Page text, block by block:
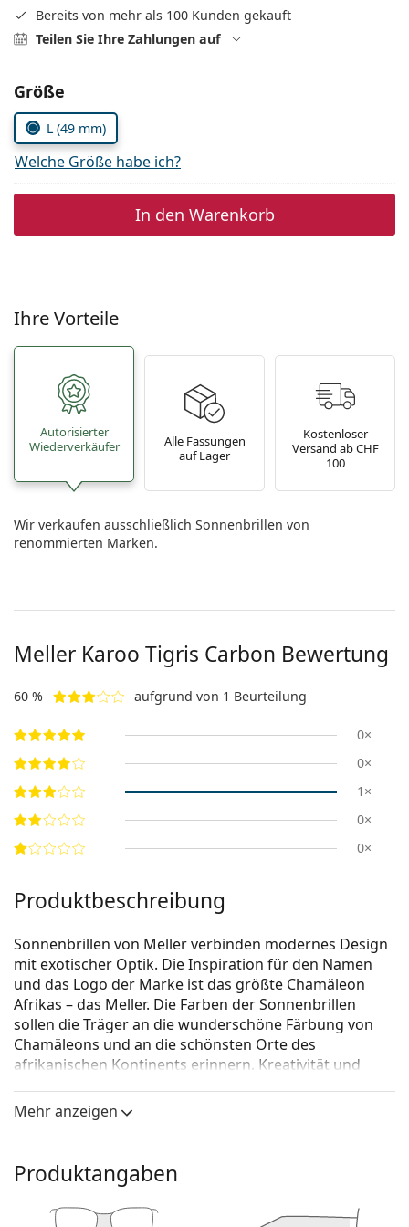
Alle Marken
Persol
Bereits von mehr als 100 Kunden gekauft
Teilen Sie Ihre Zahlungen auf
Parameter wählen
Größe
L (49 mm)
Welche Größe habe ich?
In den Warenkorb
Ihre Vorteile
Autorisierter
Wiederverkäufer
Alle Fassungen
auf Lager
Kostenloser
Versand ab CHF
100
Wir verkaufen ausschließlich Sonnenbrillen von
renommierten Marken.
Meller Karoo Tigris Carbon Bewertung
60 % aufgrund von 1 Beurteilung
0×
0×
1×
0×
0×
Produktbeschreibung
Sonnenbrillen von Meller verbinden modernes Design
mit exotischer Optik. Die Inspiration für den Namen
und das Logo der Marke ist das größte Chamäleon
Afrikas – das Meller. Die Farben der Sonnenbrillen
sollen die Träger an die wunderschöne Färbung von
Chamäleons und an die schönsten Orte des
afrikanischen Kontinents erinnern. Kreativität und
aus Barcelona.
Brillenfassung
Die braune Farbe des Rahmens passt perfekt zu
Mehr anzeigen
Produktangaben